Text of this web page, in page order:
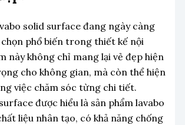
solid surface đang ngày càng
phổ biến trong thiết kế nội
này không chỉ mang lại vẻ đẹp hiện
cho không gian, mà còn thể hiện
việc chăm sóc từng chi tiết.
được hiểu là sản phẩm lavabo
liệu nhân tạo, có khả năng chống